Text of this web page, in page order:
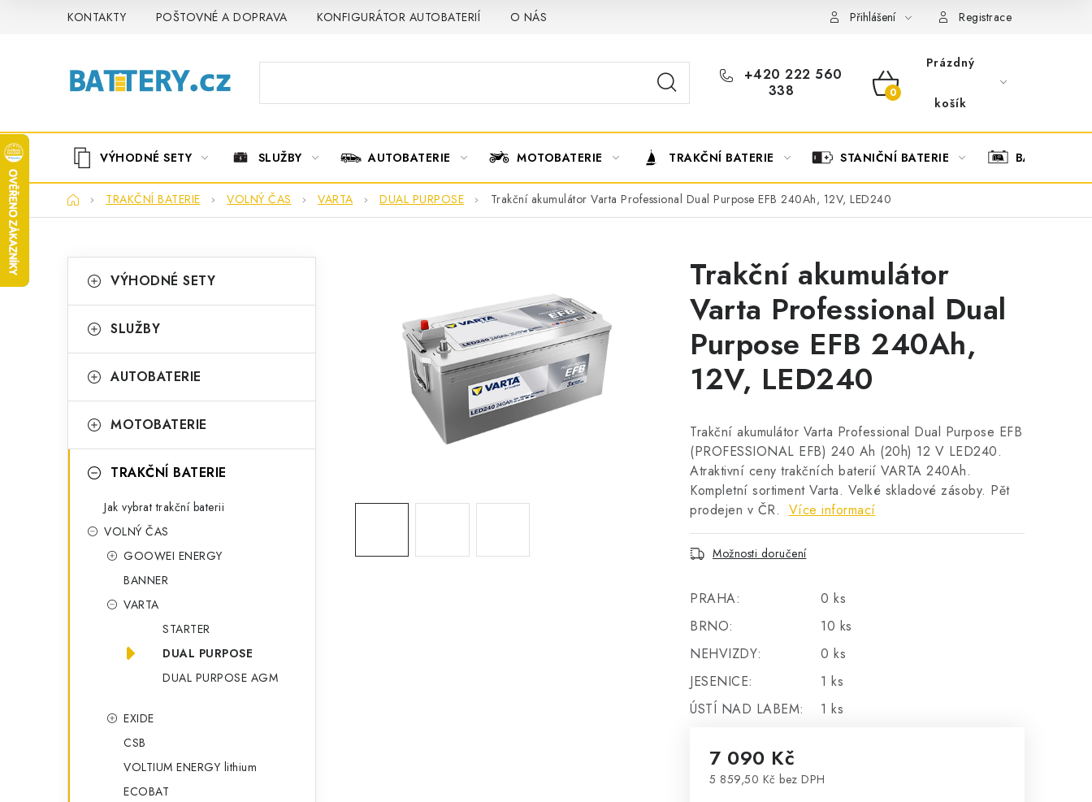
KONTAKTY POŠTOVNÉ A DOPRAVA KONFIGURÁTOR AUTOBATERIÍ O NÁS OBCHODNÍ PODMÍNKY OCHRANA OSOBNÍCH ÚDAJŮ
Přihlášení Registrace
+420 222 560
338
NÁKUPNÍ
Prázdný
košík
VÝHODNÉ SETY SLUŽBY AUTOBATERIE MOTOBATERIE TRAKČNÍ BATERIE STANIČNÍ BATERIE BATERIOVÉ
DomůTRAKČNÍ BATERIE VOLNÝ ČAS VARTA DUAL PURPOSE Trakční akumulátor Varta Professional Dual Purpose EFB 240Ah, 12V, LED240
o
t
r
n
kategorie
a
e
o
i
VÝHODNÉ SETY
SLUŽBY
AUTOBATERIE
MOTOBATERIE
TRAKČNÍ BATERIE
Jak vybrat trakční baterii
VOLNÝ ČAS
GOOWEI ENERGY
BANNER
VARTA
STARTER
DUAL PURPOSE
DUAL PURPOSE AGM
EXIDE
CSB
VOLTIUM ENERGY lithium
ECOBAT
Trakční akumulátor
Varta Professional Dual
Purpose EFB 240Ah,
12V, LED240
Trakční akumulátor Varta Professional Dual Purpose EFB
(PROFESSIONAL EFB) 240 Ah (20h) 12 V LED240.
Atraktivní ceny trakčních baterií VARTA 240Ah.
Kompletní sortiment Varta. Velké skladové zásoby. Pět
prodejen v ČR. Více informací
Možnosti doručení
PRAHA:
0 ks
BRNO:
10 ks
NEHVIZDY:
0 ks
JESENICE:
1 ks
ÚSTÍ NAD LABEM:
1 ks
7 090 Kč
5 859,50 Kč bez DPH